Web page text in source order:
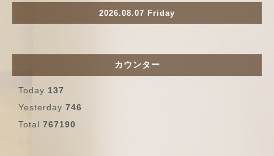
2026.08.07 Friday
カウンター
Today 137
Yesterday 746
Total 767190